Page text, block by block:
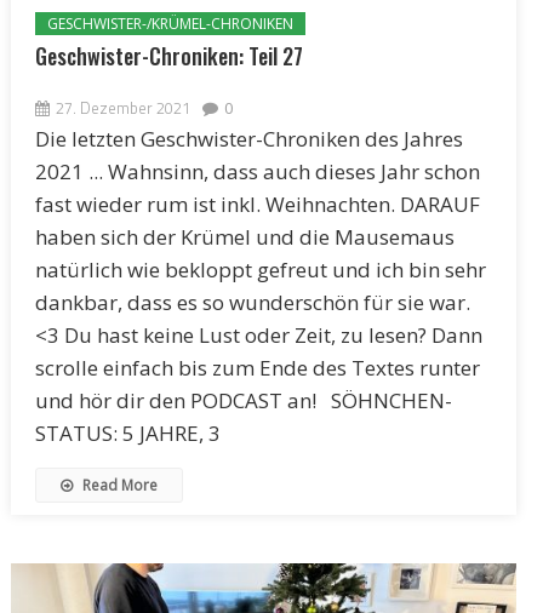
GESCHWISTER-/KRÜMEL-CHRONIKEN
Geschwister-Chroniken: Teil 27
27. Dezember 2021 0
Die letzten Geschwister-Chroniken des Jahres
2021 ... Wahnsinn, dass auch dieses Jahr schon
fast wieder rum ist inkl. Weihnachten. DARAUF
haben sich der Krümel und die Mausemaus
natürlich wie bekloppt gefreut und ich bin sehr
dankbar, dass es so wunderschön für sie war.
<3 Du hast keine Lust oder Zeit, zu lesen? Dann
scrolle einfach bis zum Ende des Textes runter
und hör dir den PODCAST an! SÖHNCHEN-
STATUS: 5 JAHRE, 3
Read More